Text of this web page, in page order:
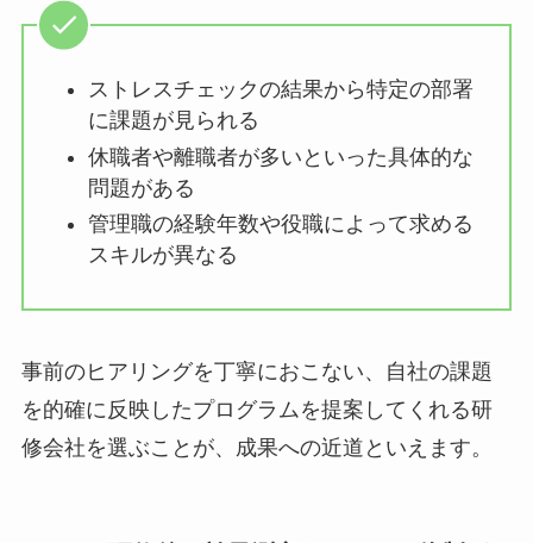
ストレスチェックの結果から特定の部
署に課題が見られる
休職者や離職者が多いといった具体的
な問題がある
管理職の経験年数や役職によって求め
事前のヒアリングを丁寧におこない、自社の課題
を的確に反映したプログラムを提案してくれる研